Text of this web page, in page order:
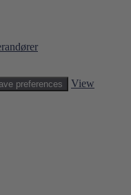
preferences
View